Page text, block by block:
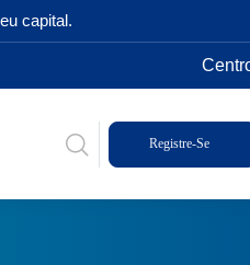
capital.
Registre-Se